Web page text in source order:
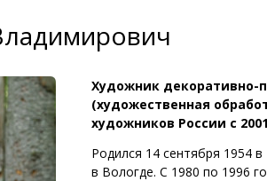
Художник декоративно-
(художественная
художников России с
Родился 14 сентября 1954
в Вологде. С 1980 по 1996